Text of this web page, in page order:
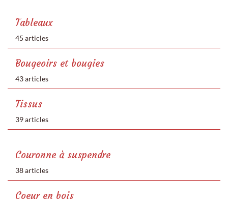
Tableaux
45 articles
Bougeoirs et bougies
43 articles
Tissus
39 articles
Couronne à suspendre
38 articles
Coeur en bois